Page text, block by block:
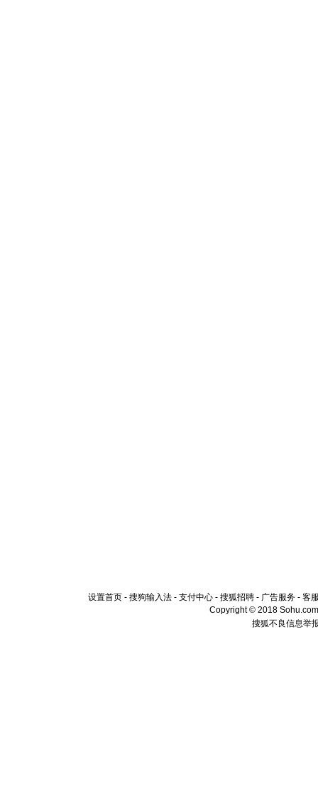
设置首页 - 搜狗输入法 - 支付中心 - 搜狐招聘 - 广告服务 - 客
Copyright © 2018
搜狐不良信息举